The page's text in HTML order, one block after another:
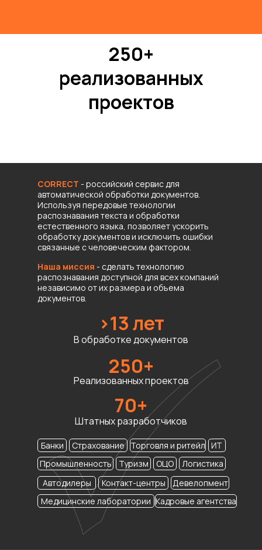
250+
реализованных
проектов
CORRECT - российский сервис для
автоматической обработки документов.
Используя передовые технологии
распознавания текста и обработки
естественного языка, позволяет ускорить
обработку документов и исключить ошибки
связанные с человеческим фактором.
Наша миссия - сделать технологию
распознавания доступной для всех компаний
независимо от их размера и объема
документов.
>13 лет
250+
70+
Банки
Логистика
Туризм ОЦО
ИТ
Страхование
Автодилеры
Контакт-центры
Кадровые агентства
Медицинские лаборатории
Промышленность
Девелопмент
В обработке документов
Реализованных проектов
Штатных разработчиков
Торговля и ритейл